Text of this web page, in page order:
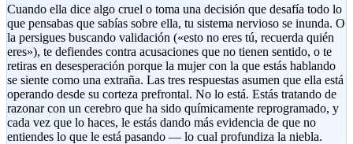
Cuando ella dice algo cruel o toma una decisión que desafía todo lo
que pensabas que sabías sobre ella, tu sistema nervioso se inunda. O
la persigues buscando validación («esto no eres tú, recuerda quién
eres»), te defiendes contra acusaciones que no tienen sentido, o te
retiras en desesperación porque la mujer con la que estás hablando
se siente como una extraña. Las tres respuestas asumen que ella está
operando desde su corteza prefrontal. No lo está. Estás tratando de
razonar con un cerebro que ha sido químicamente reprogramado, y
cada vez que lo haces, le estás dando más evidencia de que no
entiendes lo que le está pasando — lo cual profundiza la niebla.